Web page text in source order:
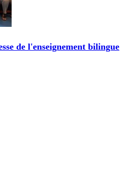
de l'enseignement bilingue